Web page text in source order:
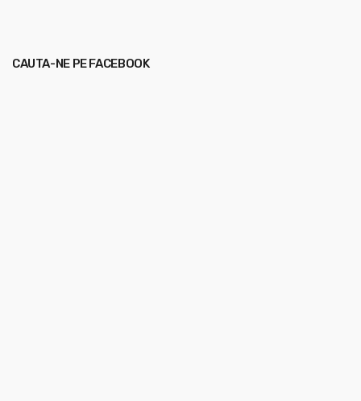
CAUTA-NE PE FACEBOOK